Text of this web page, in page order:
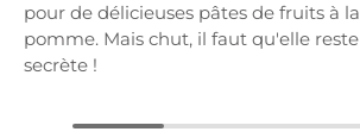
pour de délicieuses pâtes de fruits à la
pomme. Mais chut, il faut qu'elle reste
secrète !